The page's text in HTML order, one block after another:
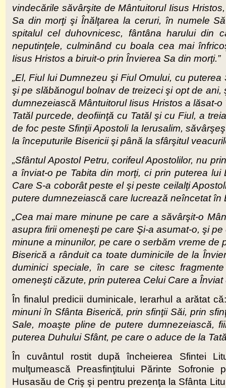
vindecările săvârşite de Mântuitorul Iisus
Sa din morţi şi Înălţarea la ceruri, în numele
spitalul cel duhovnicesc, fântâna harului din
neputinţele, culminând cu boala cea mai
Iisus Hristos a biruit-o prin Învierea Sa din morţi.”
„El, Fiul lui Dumnezeu şi Fiul Omului, cu
şi pe slăbănogul bolnav de treizeci şi opt de
dumnezeiască Mântuitorul Iisus Hristos a lăsat-
Tatăl purcede, deofiinţă cu Tatăl şi cu Fiul, a
de foc peste Sfinţii Apostoli la Ierusalim,
la începuturile Bisericii şi până la sfârşitul
„Sfântul Apostol Petru, corifeul Apostolilor, nu
a înviat-o pe Tabita din morţi, ci prin puterea
Care S-a coborât peste el şi peste ceilalţi
putere dumnezeiască care lucrează neîncetat în
„Cea mai mare minune pe care a săvârşit-o
asupra firii omeneşti pe care Şi-a asumat-o, şi
minune a minunilor, pe care o serbăm vreme
Biserică a rânduit ca toate duminicile de la
duminici speciale, în care se citesc
omeneşti căzute, prin puterea Celui Care a Înviat
În finalul predicii duminicale, Ierarhul a arătat
minuni în Sfânta Biserică, prin sfinţii Săi, prin
Sale, moaşte pline de putere dumnezeiască,
puterea Duhului Sfânt, pe care o aduce de la
În cuvântul rostit după încheierea Sfintei
mulţumească Preasfinţitului Părinte
Husasău de Criş şi pentru prezenţa la Sfânta